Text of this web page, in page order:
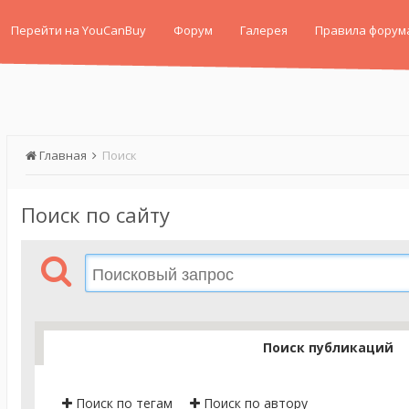
Перейти на YouCanBuy Форум Галерея Правила
Главная Поиск
Поиск по сайту
Поиск публикаций
Поиск по тегам Поиск по автору